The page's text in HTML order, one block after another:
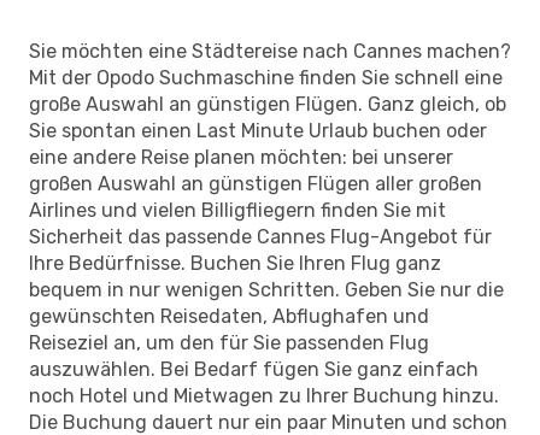
Sie möchten eine Städtereise nach Cannes machen?
Mit der Opodo Suchmaschine finden Sie schnell eine
große Auswahl an günstigen Flügen. Ganz gleich, ob
Sie spontan einen Last Minute Urlaub buchen oder
eine andere Reise planen möchten: bei unserer
großen Auswahl an günstigen Flügen aller großen
Airlines und vielen Billigfliegern finden Sie mit
Sicherheit das passende Cannes Flug-Angebot für
Ihre Bedürfnisse. Buchen Sie Ihren Flug ganz
bequem in nur wenigen Schritten. Geben Sie nur die
gewünschten Reisedaten, Abflughafen und
Reiseziel an, um den für Sie passenden Flug
auszuwählen. Bei Bedarf fügen Sie ganz einfach
noch Hotel und Mietwagen zu Ihrer Buchung hinzu.
Die Buchung dauert nur ein paar Minuten und schon